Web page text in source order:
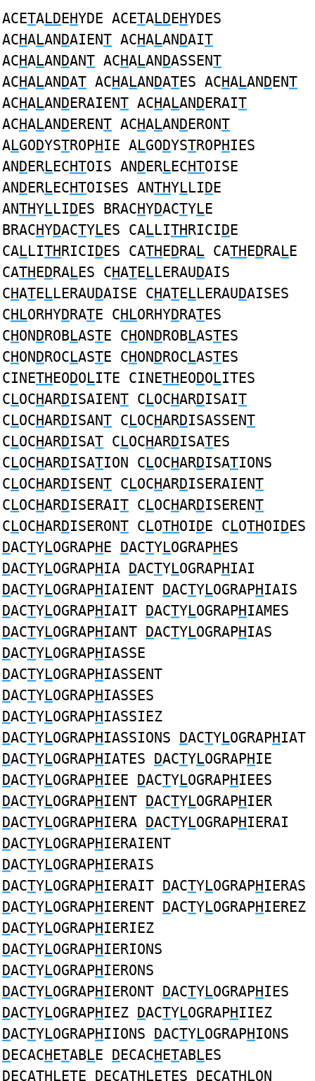
ACETALDEHYDE ACETALDEHYDES
ACHALANDAIENT ACHALANDAIT
ACHALANDANT ACHALANDASSENT
ACHALANDAT ACHALANDATES ACHALANDENT
ACHALANDERAIENT ACHALANDERAIT
ACHALANDERENT ACHALANDERONT
ALGODYSTROPHIE ALGODYSTROPHIES
ANDERLECHTOIS ANDERLECHTOISE
ANDERLECHTOISES ANTHYLLIDE
ANTHYLLIDES BRACHYDACTYLE
BRACHYDACTYLES CALLITHRICIDE
CALLITHRICIDES CATHEDRAL CATHEDRALE
CATHEDRALES CHATELLERAUDAIS
CHATELLERAUDAISE CHATELLERAUDAISES
CHLORHYDRATE CHLORHYDRATES
CHONDROBLASTE CHONDROBLASTES
CHONDROCLASTE CHONDROCLASTES
CINETHEODOLITE CINETHEODOLITES
CLOCHARDISAIENT CLOCHARDISAIT
CLOCHARDISANT CLOCHARDISASSENT
CLOCHARDISAT CLOCHARDISATES
CLOCHARDISATION CLOCHARDISATIONS
CLOCHARDISENT CLOCHARDISERAIENT
CLOCHARDISERAIT CLOCHARDISERENT
CLOCHARDISERONT CLOTHOIDE CLOTHOIDES
DACTYLOGRAPHE DACTYLOGRAPHES
DACTYLOGRAPHIA DACTYLOGRAPHIAI
DACTYLOGRAPHIAIENT DACTYLOGRAPHIAIS
DACTYLOGRAPHIAIT DACTYLOGRAPHIAMES
DACTYLOGRAPHIANT DACTYLOGRAPHIAS
DACTYLOGRAPHIASSE
DACTYLOGRAPHIASSENT
DACTYLOGRAPHIASSES
DACTYLOGRAPHIASSIEZ
DACTYLOGRAPHIASSIONS DACTYLOGRAPHIAT
DACTYLOGRAPHIATES DACTYLOGRAPHIE
DACTYLOGRAPHIEE DACTYLOGRAPHIEES
DACTYLOGRAPHIENT DACTYLOGRAPHIER
DACTYLOGRAPHIERA DACTYLOGRAPHIERAI
DACTYLOGRAPHIERAIENT
DACTYLOGRAPHIERAIS
DACTYLOGRAPHIERAIT DACTYLOGRAPHIERAS
DACTYLOGRAPHIERENT DACTYLOGRAPHIEREZ
DACTYLOGRAPHIERIEZ
DACTYLOGRAPHIERIONS
DACTYLOGRAPHIERONS
DACTYLOGRAPHIERONT DACTYLOGRAPHIES
DACTYLOGRAPHIEZ DACTYLOGRAPHIIEZ
DACTYLOGRAPHIIONS DACTYLOGRAPHIONS
DECACHETABLE DECACHETABLES
DECATHLETE DECATHLETES DECATHLON